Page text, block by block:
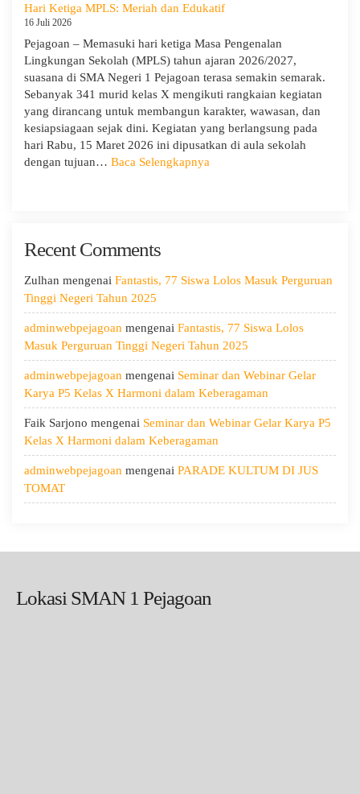
Monitoring
Evaluasi
Pengawas
Dinas
Hari Ketiga MPLS: Meriah dan Edukatif
16 Juli 2026
Pejagoan – Memasuki hari ketiga Masa Pengenalan
Lingkungan Sekolah (MPLS) tahun ajaran 2026/2027,
suasana di SMA Negeri 1 Pejagoan terasa semakin semarak.
Sebanyak 341 murid kelas X mengikuti rangkaian kegiatan
yang dirancang untuk membangun karakter, wawasan, dan
kesiapsiagaan sejak dini. Kegiatan yang berlangsung pada
hari Rabu, 15 Maret 2026 ini dipusatkan di aula sekolah
dengan tujuan… Baca Selengkapnya
Recent Comments
Zulhan mengenai Fantastis, 77 Siswa Lolos Masuk Perguruan
Tinggi Negeri Tahun 2025
adminwebpejagoan mengenai Fantastis, 77 Siswa Lolos
Masuk Perguruan Tinggi Negeri Tahun 2025
adminwebpejagoan mengenai Seminar dan Webinar Gelar
Karya P5 Kelas X Harmoni dalam Keberagaman
Faik Sarjono mengenai Seminar dan Webinar Gelar Karya P5
Kelas X Harmoni dalam Keberagaman
adminwebpejagoan mengenai PARADE KULTUM DI JUS
TOMAT
Lokasi SMAN 1 Pejagoan